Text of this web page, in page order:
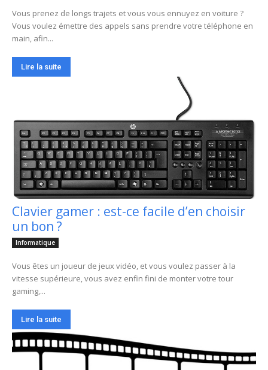
Vous prenez de longs trajets et vous vous ennuyez en voiture ?
Vous voulez émettre des appels sans prendre votre téléphone en
main, afin...
Lire la suite
Clavier gamer : est-ce facile d’en choisir
un bon ?
Informatique
Vous êtes un joueur de jeux vidéo, et vous voulez passer à la
vitesse supérieure, vous avez enfin fini de monter votre tour
gaming,...
Lire la suite